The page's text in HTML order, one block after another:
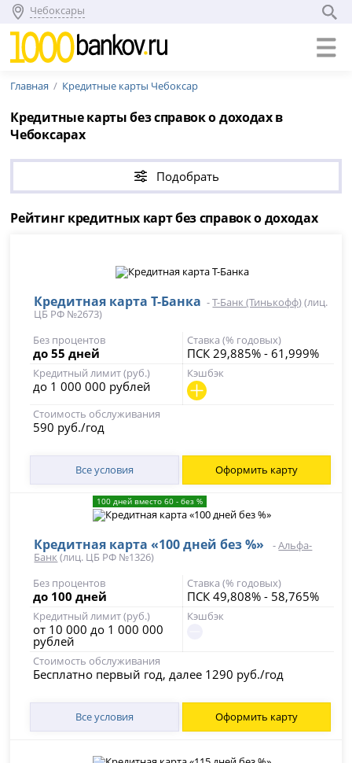
Чебоксары
Главная Кредитные карты Чебоксар
Кредитные карты без справок о доходах в
Чебоксарах
Подобрать
Рейтинг кредитных карт без справок о доходах
Кредитная карта Т-Банка -Т-Банк (Тинькофф)(лиц.
ЦБ РФ №2673)
Без процентов
до 55 дней
Ставка (% годовых)
ПСК 29,885% - 61,999%
Кредитный лимит (руб.)
до 1 000 000 рублей
Кэшбэк
Стоимость обслуживания
590 руб./год
Все условия Оформить карту
100 дней вместо 60 - без %
Кредитная карта «100 дней без %» -Альфа-
Банк (лиц. ЦБ РФ №1326)
Без процентов
до 100 дней
Ставка (% годовых)
ПСК 49,808% - 58,765%
Кредитный лимит (руб.)
от 10 000 до 1 000 000
рублей
Кэшбэк
Стоимость обслуживания
Бесплатно первый год, далее 1290 руб./год
Все условия Оформить карту